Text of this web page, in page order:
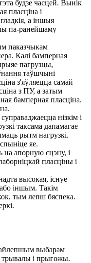
будзе часцей. Вынік
пласціна і
а іншыя
па-ранейшаму
паказчыкам
Калі бамперная
пагрузцы,
таўшчыні
з'яўляецца самай
з ПУ, а затым
бамперная пласціна.
нізкім і
таксама дапамагае
рытм нагрузкі.
яе.
на апорную сцэну, і
пласціны і
высокая, існуе
іншым. Такім
тым лепш бяспека.
выбарам
трывалы і прыгожы.